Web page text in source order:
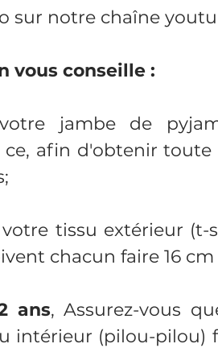
sur notre chaîne
vous conseille :
jambe de
afin d'obtenir toute
votre tissu extérieur (t-
chacun faire 16 cm
ans, Assurez-vous
intérieur (pilou-pilou)